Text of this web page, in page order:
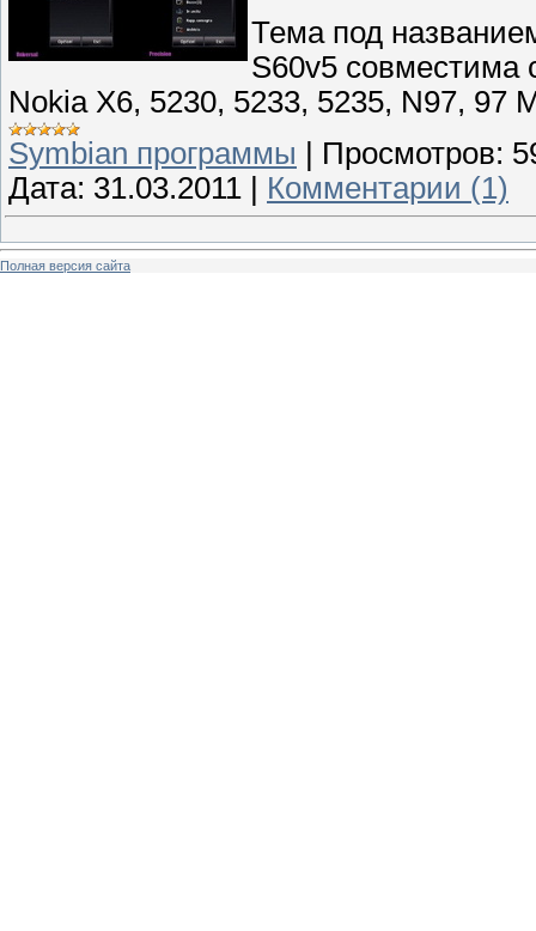
Тема под
S60v5
Nokia X6, 5230, 5233, 5235, N97, 97
Symbian программы | Просмотров:
Дата: 31.03.2011 | Комментарии (1)
Полная версия сайта